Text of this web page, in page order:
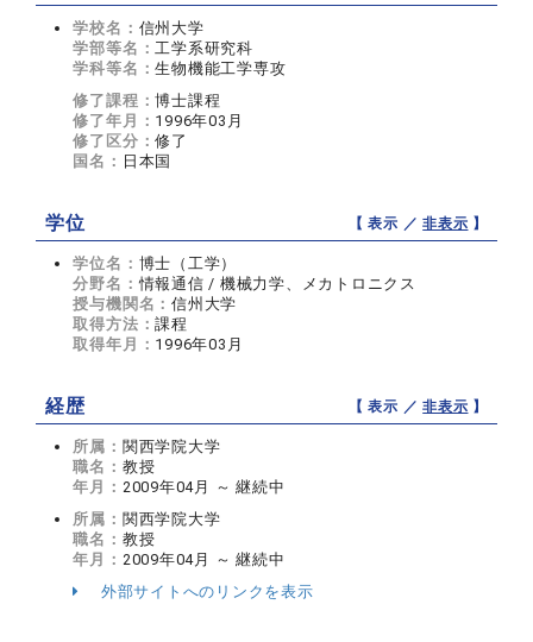
学校名： 信州大学
学部等名：工学系研究科
学科等名：生物機能工学専攻
修了課程：博士課程
修了年月： 1996年03月
修了区分：修了
国名： 日本国
学位 【 表示 ／非表示 】
学位名： 博士（工学）
分野名：情報通信 / 機械力学、メカトロニクス
授与機関名：信州大学
取得方法：課程
取得年月： 1996年03月
経歴 【 表示 ／非表示 】
所属： 関西学院大学
職名： 教授
年月： 2009年04月 ～ 継続中
所属： 関西学院大学
職名： 教授
年月： 2009年04月 ～ 継続中
外部サイトへのリンクを表示